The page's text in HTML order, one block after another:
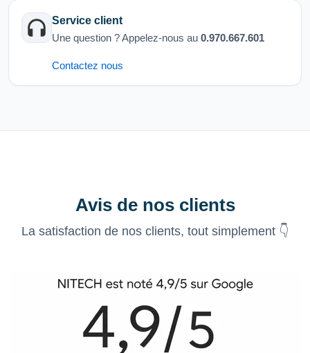
Service client
Une question ? Appelez-nous au 0.970.667.601
Contactez nous
Avis de nos clients
La satisfaction de nos clients, tout simplement 👇